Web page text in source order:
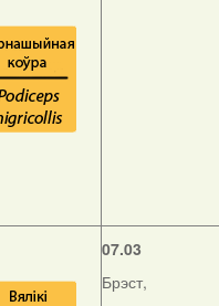
07.03
Брэст,